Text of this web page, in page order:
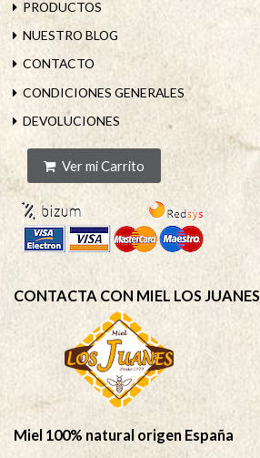
PRODUCTOS
NUESTRO BLOG
CONTACTO
CONDICIONES GENERALES
DEVOLUCIONES
Ver mi Carrito
CONTACTA CON MIEL LOS JUANES
Miel 100% natural origen España